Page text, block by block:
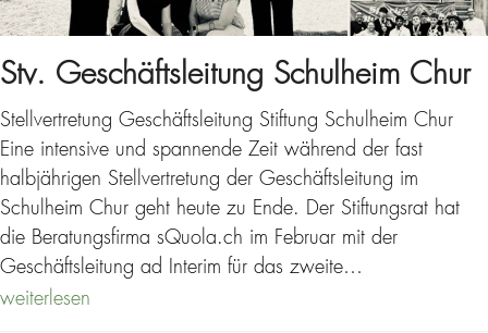
Stv. Geschäftsleitung Schulheim Chur
Stellvertretung Geschäftsleitung Stiftung Schulheim Chur
Eine intensive und spannende Zeit während der fast
halbjährigen Stellvertretung der Geschäftsleitung im
Schulheim Chur geht heute zu Ende. Der Stiftungsrat hat
die Beratungsfirma sQuola.ch im Februar mit der
Geschäftsleitung ad Interim für das zweite…
weiterlesen